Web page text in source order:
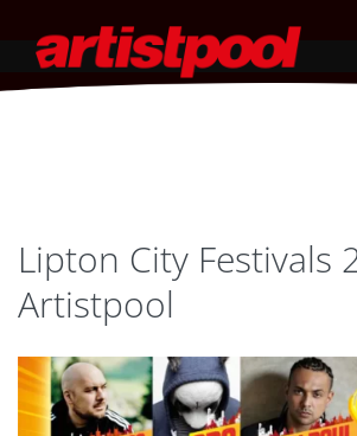
Lipton City Festivals
Artistpool